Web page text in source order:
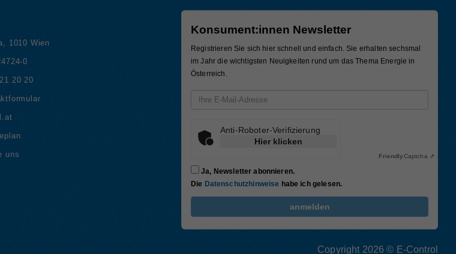
1010 Wien
0
20 20
uns
Konsument:innen Newsletter
Registrieren Sie sich hier schnell und einfach. Sie erhalten sechsmal
im Jahr die wichtigsten Neuigkeiten rund um das Thema Energie in
Österreich.
Email-Adresse
Anti-Roboter-Verifizierung
Hier klicken
FriendlyCaptcha ⇗
Ja, Newsletter abonnieren.
Die Datenschutzhinweise habe ich gelesen.
FriendlyCaptcha Checkbox (keine Interaktion)
anmelden
Copyright 2026 © E-Control